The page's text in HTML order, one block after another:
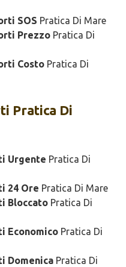
SOS Pratica Di Mare
Prezzo Pratica Di
Costo Pratica Di
Pratica Di
Urgente Pratica Di
24 Ore Pratica Di Mare
Bloccato Pratica Di
Economico Pratica Di
Domenica Pratica Di